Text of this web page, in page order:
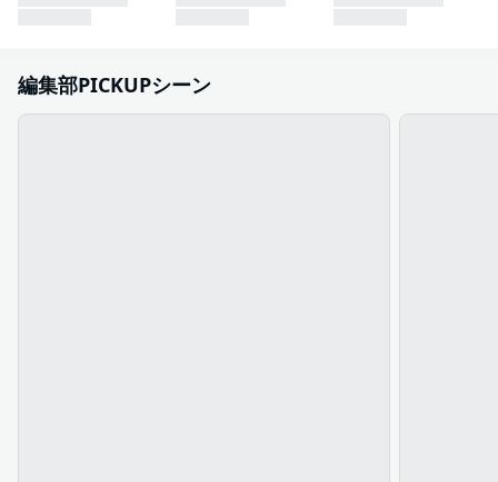
編集部PICKUPシーン